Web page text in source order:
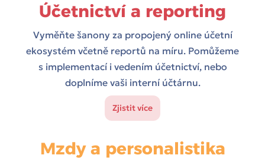
Účetnictví a reporting
Vyměňte šanony za propojený online účetní
ekosystém včetně reportů na míru. Pomůžeme
s implementací i vedením účetnictví, nebo
doplníme vaši interní účtárnu.
Zjistit více
Mzdy a personalistika